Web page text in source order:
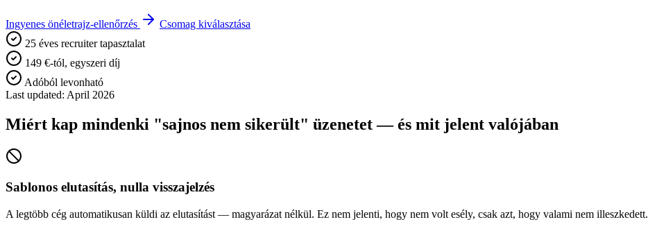
Ingyenes önéletrajz-ellenőrzés
Csomag kiválasztása
25 éves recruiter tapasztalat
149 €-tól, egyszeri díj
Adóból levonható
Last updated: April 2026
Miért kap mindenki "sajnos nem sikerült" üzenetet — és mit jelent valójában
Sablonos elutasítás, nulla visszajelzés
A legtöbb cég automatikusan küldi az elutasítást — magyarázat nélkül. Ez nem jelenti, hogy nem volt esély, csak azt, hogy valami nem illeszkedett.